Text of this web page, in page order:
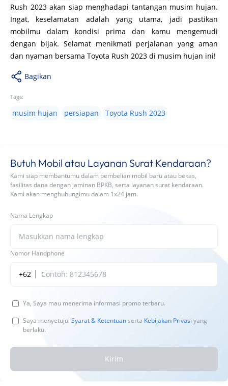
Rush 2023 akan siap menghadapi tantangan musim hujan.
Ingat, keselamatan adalah yang utama, jadi pastikan
mobilmu dalam kondisi prima dan kamu mengemudi
dengan bijak. Selamat menikmati perjalanan yang aman
dan nyaman bersama Toyota Rush 2023 di musim hujan ini!
Bagikan
Tags:
musim hujan persiapan Toyota Rush 2023
Butuh Mobil atau Layanan Surat Kendaraan?
Kami siap membantumu dalam pembelian mobil baru atau bekas,
fasilitas dana dengan jaminan BPKB, serta layanan surat kendaraan.
Kami akan menghubungimu dalam 1x24 jam.
Nama Lengkap
Nomor Handphone
+62
Ya, Saya mau menerima informasi promo terbaru.
Saya menyetujui Syarat & Ketentuanserta Kebijakan Privasi yang
berlaku.
Kirim